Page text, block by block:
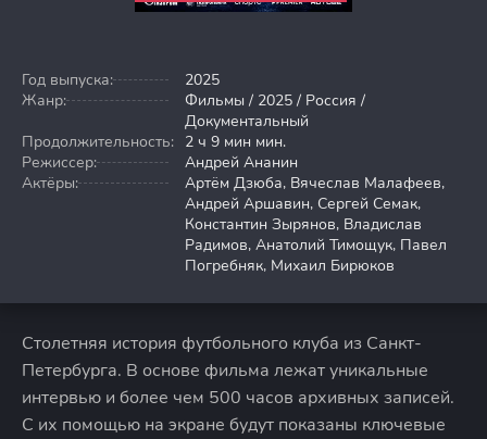
Год выпуска:
2025
Жанр:
Фильмы / 2025 / Россия /
Документальный
Продолжительность: 2 ч 9 мин мин.
Режиссер:
Андрей Ананин
Актёры:
Артём Дзюба, Вячеслав Малафеев,
Андрей Аршавин, Сергей Семак,
Константин Зырянов, Владислав
Радимов, Анатолий Тимощук, Павел
Погребняк, Михаил Бирюков
Столетняя история футбольного клуба из Санкт-
Петербурга. В основе фильма лежат уникальные
интервью и более чем 500 часов архивных записей.
С их помощью на экране будут показаны ключевые